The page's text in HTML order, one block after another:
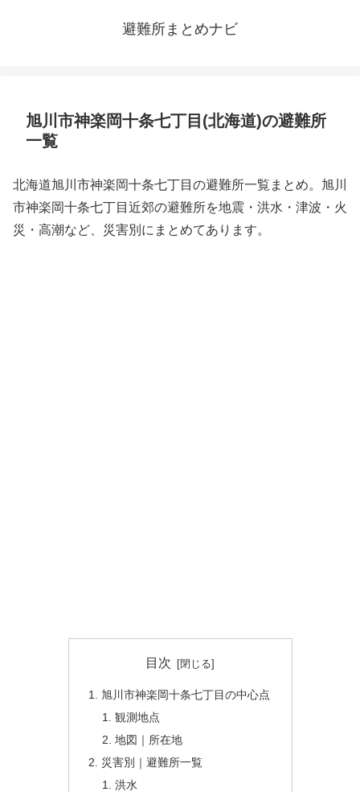
避難所まとめナビ
旭川市神楽岡十条七丁目(北海道)の避難所
一覧
北海道旭川市神楽岡十条七丁目の避難所一覧まとめ。旭川
市神楽岡十条七丁目近郊の避難所を地震・洪水・津波・火
災・高潮など、災害別にまとめてあります。
目次
旭川市神楽岡十条七丁目の中心点
観測地点
地図｜所在地
災害別｜避難所一覧
洪水